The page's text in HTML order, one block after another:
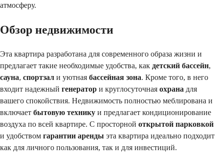
атмосферу.
Обзор недвижимости
Эта квартира разработана для современного образа жизни и
предлагает такие необходимые удобства, как детский бассейн,
сауна, спортзал и уютная бассейная зона. Кроме того, в него
входит надежный генератор и круглосуточная охрана для
вашего спокойствия. Недвижимость полностью меблирована и
включает бытовую технику и предлагает кондиционирование
воздуха по всей квартире. С просторной открытой парковкой
и удобством гарантии аренды эта квартира идеально подходит
как для личного пользования, так и для инвестиций.